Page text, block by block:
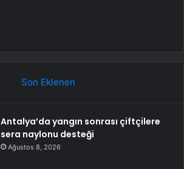
Son Eklenen
Antalya’da yangın sonrası çiftçilere
sera naylonu desteği
Ağustos 8, 2026